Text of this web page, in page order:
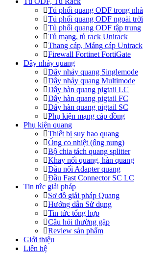
Tủ phối quang ODF trong nhà
Tủ phối quang ODF ngoài trời
Tủ phối quang ODF tập trung
Tủ mạng, tủ rack Unirack
Thang cáp, Máng cáp Unirack
Firewall Fortinet FortiGate
Dây nhảy quang
Dây nhảy quang Singlemode
Dây nhảy quang Multimode
Dây hàn quang pigtail LC
Dây hàn quang pigtail FC
Dây hàn quang pigtail SC
Phụ kiện mạng cáp đồng
Phụ kiện quang
Thiết bị suy hao quang
Ống co nhiệt (ống nung)
Bộ chia tách quang splitter
Khay nối quang, hàn quang
Đầu nối Adapter quang
Đầu Fast Connector SC LC
Tin tức giải pháp
Sơ đồ giải pháp Quang
Hướng dẫn Sử dụng
Tin tức tổng hợp
Câu hỏi thường gặp
Review sản phẩm
Giới thiệu
Liên hệ